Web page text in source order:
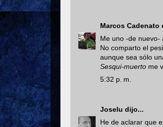
Marcos Cadenato
Me uno -de nuevo-
No comparto el
aunque sea sólo
Sesqui-muerto me
5:32 p. m.
Joselu dijo...
He de aclarar que